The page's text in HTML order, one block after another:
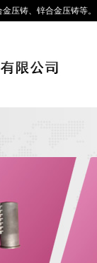
压铸、锌合金压铸等